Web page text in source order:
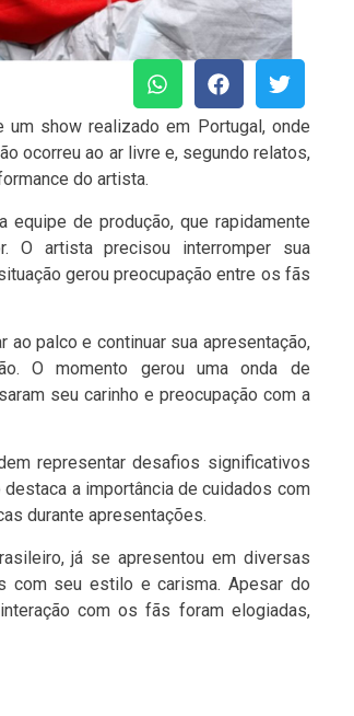
show realizado em Portugal, onde
ocorreu ao ar livre e, segundo relatos,
do artista.
de produção, que rapidamente
O artista precisou interromper sua
gerou preocupação entre os fãs
ao palco e continuar sua apresentação,
O momento gerou uma onda de
seu carinho e preocupação com a
representar desafios significativos
a importância de cuidados com
durante apresentações.
já se apresentou em diversas
com seu estilo e carisma. Apesar do
com os fãs foram elogiadas,